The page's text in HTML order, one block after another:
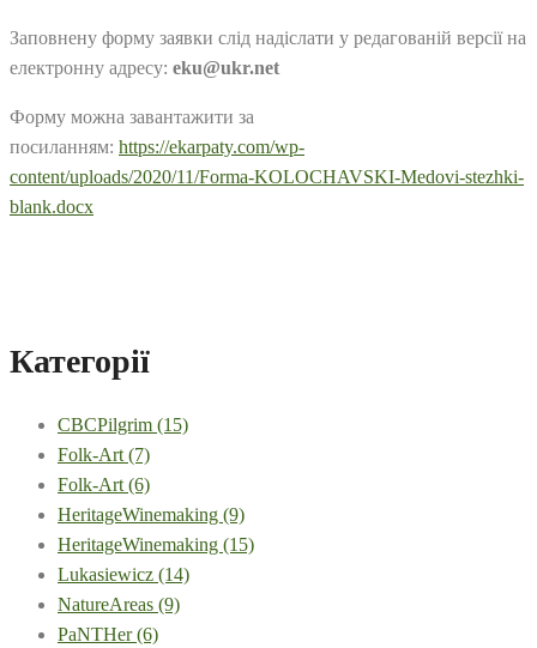
Заповнену форму заявки слід надіслати у редагованій версії на
електронну адресу: eku@ukr.net
Форму можна завантажити за
посиланням: https://ekarpaty.com/wp-
content/uploads/2020/11/Forma-KOLOCHAVSKI-Medovi-stezhki-
blank.docx
Категорії
CBCPilgrim (15)
Folk-Art (7)
Folk-Art (6)
HeritageWinemaking (9)
HeritageWinemaking (15)
Lukasiewicz (14)
NatureAreas (9)
PaNTHer(6)